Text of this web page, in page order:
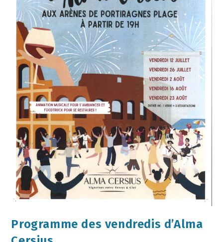
Programme des vendredis d’Alma